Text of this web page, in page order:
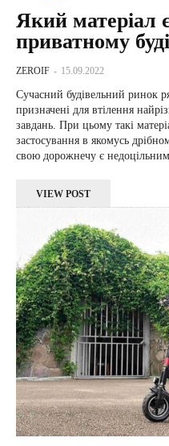
Який матеріал
приватному
ZEROIF - 15.09.2022
Сучасний будівельний ринок
призначені для втілення
завдань. При цьому такі
застосування в якомусь
VIEW POST